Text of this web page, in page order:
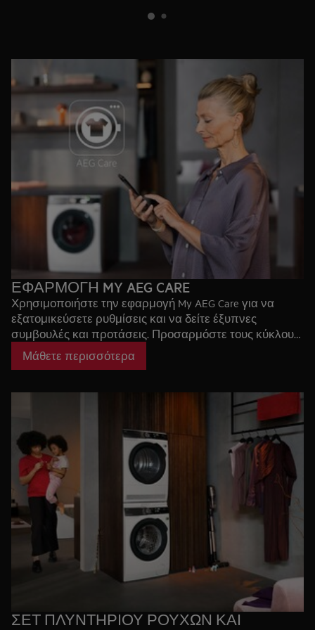
ΕΦΑΡΜΟΓΗ MY AEG CARE
Χρησιμοποιήστε την εφαρμογή My AEG Care για να
εξατομικεύσετε ρυθμίσεις και να δείτε έξυπνες
συμβουλές και προτάσεις. Προσαρμόστε τους κύκλους
πλύσης και στείλτε οδηγίες στη συσκευή σας για να την
προσαρμόσετε στις ανάγκες και τις συνήθειες σας.
Μάθετε περισσότερα
ΣΕΤ ΠΛΥΝΤΗΡΙΟΥ ΡΟΥΧΩΝ ΚΑΙ